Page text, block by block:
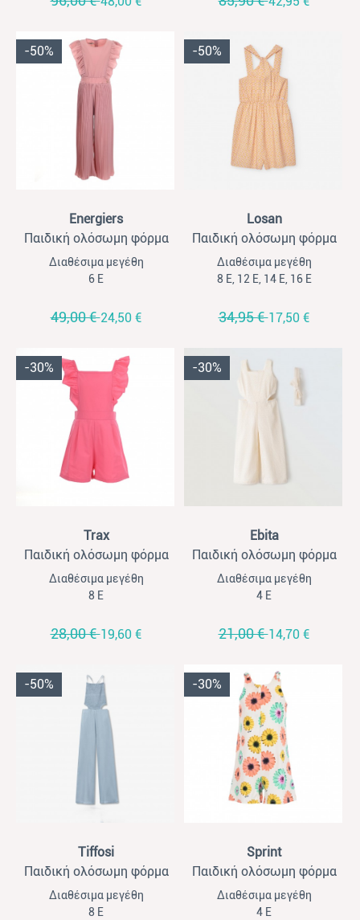
-50%
Energiers
Παιδική ολόσωμη φόρμα
για κορίτσια Energiers
σάπιο μήλο
Διαθέσιμα μεγέθη
6 Ε
49,00 €24,50 €
-50%
Losan
Παιδική ολόσωμη φόρμα
κοντή για κορίτσια Losan
all over print ώχρα-λιλά
Διαθέσιμα μεγέθη
8 Ε, 12 Ε, 14 Ε, 16 Ε
34,95 €17,50 €
-30%
Trax
Παιδική ολόσωμη φόρμα
για κορίτσια Trax φουξ
Διαθέσιμα μεγέθη
8 Ε
28,00 €19,60 €
-30%
Ebita
Παιδική ολόσωμη φόρμα
για κορίτσια Ebita εκρού
με κορδέλα
Διαθέσιμα μεγέθη
4 Ε
21,00 €14,70 €
-50%
Tiffosi
Παιδική ολόσωμη φόρμα
για κορίτσια Tiffossi σιέλ
Διαθέσιμα μεγέθη
8 Ε
-30%
Sprint
Παιδική ολόσωμη φόρμα
για κορίτσια Sprint εκρού
με μαργαρίτες με κορδέλα
Διαθέσιμα μεγέθη
4 Ε